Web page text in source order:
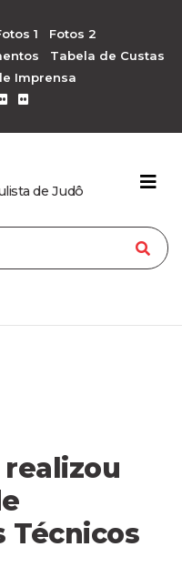
1
Fotos 2
Tabela de Custas
Imprensa
de Judô
realizou
Técnicos